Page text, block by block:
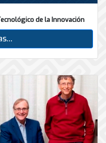
de la Innovación